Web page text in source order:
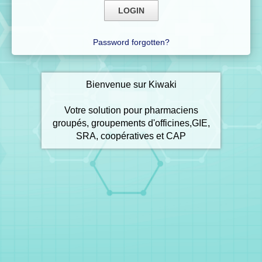
Password forgotten?
Bienvenue sur Kiwaki
Votre solution pour pharmaciens
groupés, groupements d'officines,GIE,
SRA, coopératives et CAP